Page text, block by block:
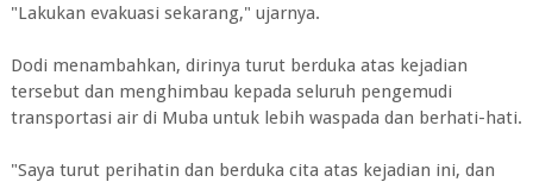
"Lakukan evakuasi sekarang," ujarnya.
Dodi menambahkan, dirinya turut berduka atas kejadian
tersebut dan menghimbau kepada seluruh pengemudi
transportasi air di Muba untuk lebih waspada dan berhati-hati.
"Saya turut perihatin dan berduka cita atas kejadian ini, dan